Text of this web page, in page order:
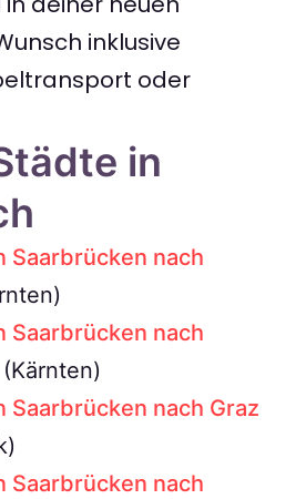
inklusive
oder
in
Saarbrücken nach
Saarbrücken nach
(Kärnten)
Saarbrücken nach Graz
Saarbrücken nach